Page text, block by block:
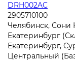
DRH002AC
2905710100
Челябинск, Сони
Екатеринбург
Екатеринбург,
Центральный